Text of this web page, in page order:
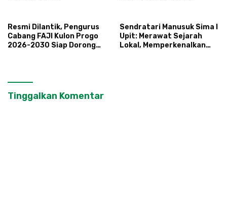
Perlinsos
Resmi Dilantik, Pengurus
Cabang FAJI Kulon Progo
2026-2030 Siap Dorong
Sendratari Manusuk Sima I
Upit: Merawat Sejarah
Lokal, Memperkenalkan
Tinggalkan Komentar